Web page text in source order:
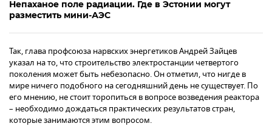
Непаханое поле радиации. Где в Эстонии могут
разместить мини-АЭС
Так, глава профсоюза нарвских энергетиков Андрей Зайцев
указал на то, что строительство электростанции четвертого
поколения может быть небезопасно. Он отметил, что нигде в
мире ничего подобного на сегодняшний день не существует. По
его мнению, не стоит торопиться в вопросе возведения реактора
– необходимо дождаться практических результатов стран,
которые занимаются этим вопросом.